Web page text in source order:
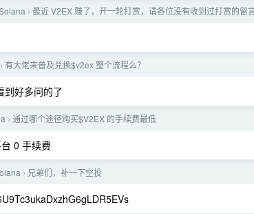
› 最近 V2EX 赚了，开一轮打赏，请各位没有收到过打赏的留
› 有大佬来普及兑换$v2ex 整个流程么？
到好多问的了
› 通过哪个途径购买$V2EX 的手续费最低
0 手续费
› 兄弟们，补一下空投